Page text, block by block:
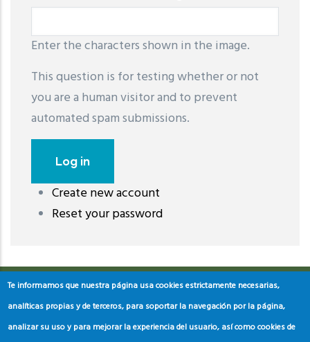
Enter the characters shown in the image.
This question is for testing whether or not
you are a human visitor and to prevent
automated spam submissions.
Create new account
Reset your password
레딧 다운로드coloring pages printable
download
Te informamos que nuestra página usa cookies estrictamente necesarias,
analíticas propias y de terceros, para soportar la navegación por la página,
analizar su uso y para mejorar la experiencia del usuario, así como cookies de